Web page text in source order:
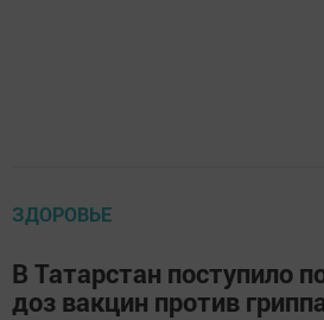
ЗДОРОВЬЕ
В Татарстан поступило
доз вакцин против